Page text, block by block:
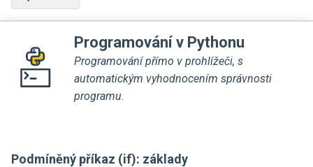
Programování v Pythonu
Programování přímo v prohlížeči, s
automatickým vyhodnocením správnosti
programu.
Podmíněný příkaz (if): základy